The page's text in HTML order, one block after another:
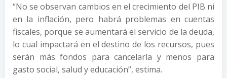
“No se observan cambios en el crecimiento del PIB ni
en la inflación, pero habrá problemas en cuentas
fiscales, porque se aumentará el servicio de la deuda,
lo cual impactará en el destino de los recursos, pues
serán más fondos para cancelarla y menos para
gasto social, salud y educación”, estima.